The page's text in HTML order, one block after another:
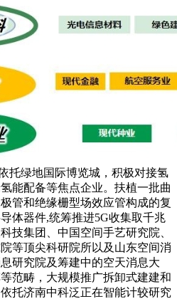
托绿地国际博览城，积极对接氢
能配备等焦点企业。扶植一批曲
管和绝缘栅型场效应管构成的复
体器件,统筹推进5G收集取千兆
技集团、中国空间手艺研究院、
等顶尖科研院所以及山东空间消
研究院及筹建中的空天消息大
范畴，大规模推广拆卸式建建和
托济南中科泛正在智能计较研究